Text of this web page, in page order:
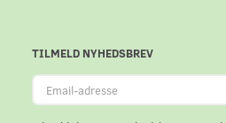
TILMELD NYHEDSBREV
Email-
adresse